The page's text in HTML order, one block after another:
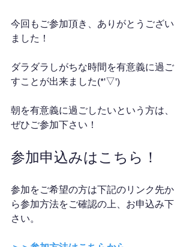
今回もご参加頂き、ありがとうござい
ました！
ダラダラしがちな時間を有意義に過ご
すことが出来ました(*'▽')
朝を有意義に過ごしたいという方は、
ぜひご参加下さい！
参加申込みはこちら！
参加をご希望の方は下記のリンク先か
ら参加方法をご確認の上、お申込み下
さい。